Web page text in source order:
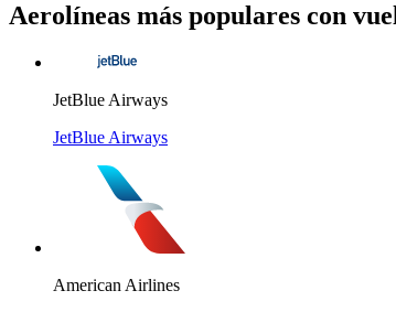
Aerolíneas más populares con
JetBlue Airways
JetBlue Airways
American Airlines